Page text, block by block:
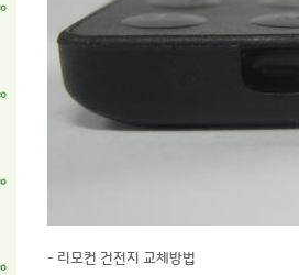
- 리모컨 건전지 교체방법